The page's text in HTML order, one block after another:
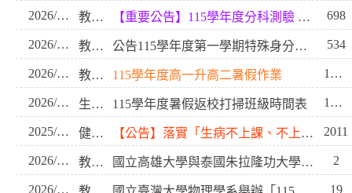
2026/07/08 教務處 【重要公告】115學年度分科測驗 因應巴威颱風來襲 順延至7/13(一)-7/14(二)舉行 698
2026/07/03 教務處 公告115學年度第一學期特殊身分就學費用減免申請-高一新生 534
2026/06/30 教務處 115學年度高一升高二暑假作業 1001
2026/06/25 生輔組暨教官室 115學年度暑假返校打掃班級時間表 1573
2025/10/20 健康快樂中心 【公告】落實「生病不上課、不上班」防範流感群聚 2011
2026/08/06 教務處 國立高雄大學與泰國朱拉隆功大學合作辦理泰語能力檢定CU-TFL 2
2026/08/03 19